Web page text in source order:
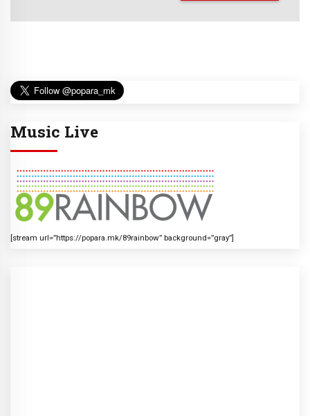
Music Live
[stream url=”https://popara.mk/89rainbow” background=”gray”]